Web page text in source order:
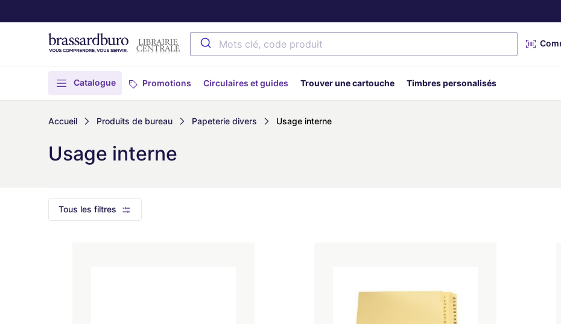
Catalogue Promotions Circulaires et guides Trouver une cartouche Timbres personalisés
Accueil Produits de bureau Papeterie divers Usage interne
Usage interne
Tous les filtres